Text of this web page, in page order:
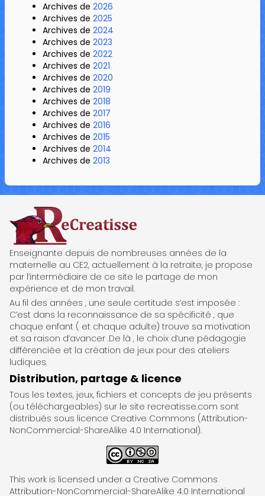
Archives de 2026
Archives de 2025
Archives de 2024
Archives de 2023
Archives de 2022
Archives de 2021
Archives de 2020
Archives de 2019
Archives de 2018
Archives de 2017
Archives de 2016
Archives de 2015
Archives de 2014
Archives de 2013
ReCreatisse
Enseignante depuis de nombreuses années de la
maternelle au CE2, actuellement à la retraite, je propose
par l’intermédiaire de ce site le partage de mon
expérience et de mon travail.
Au fil des années , une seule certitude s’est imposée :
C’est dans la reconnaissance de sa spécificité , que
chaque enfant ( et chaque adulte) trouve sa motivation
et sa raison d’avancer .De là , le choix d’une pédagogie
différenciée et la création de jeux pour des ateliers
ludiques.
Distribution, partage & licence
Tous les textes, jeux, fichiers et concepts de jeu présents
(ou téléchargeables) sur le site recreatisse.com sont
distribués sous licence Creative Commons (Attribution-
NonCommercial-ShareAlike 4.0 International).
This work is licensed under a Creative Commons
Attribution-NonCommercial-ShareAlike 4.0 International